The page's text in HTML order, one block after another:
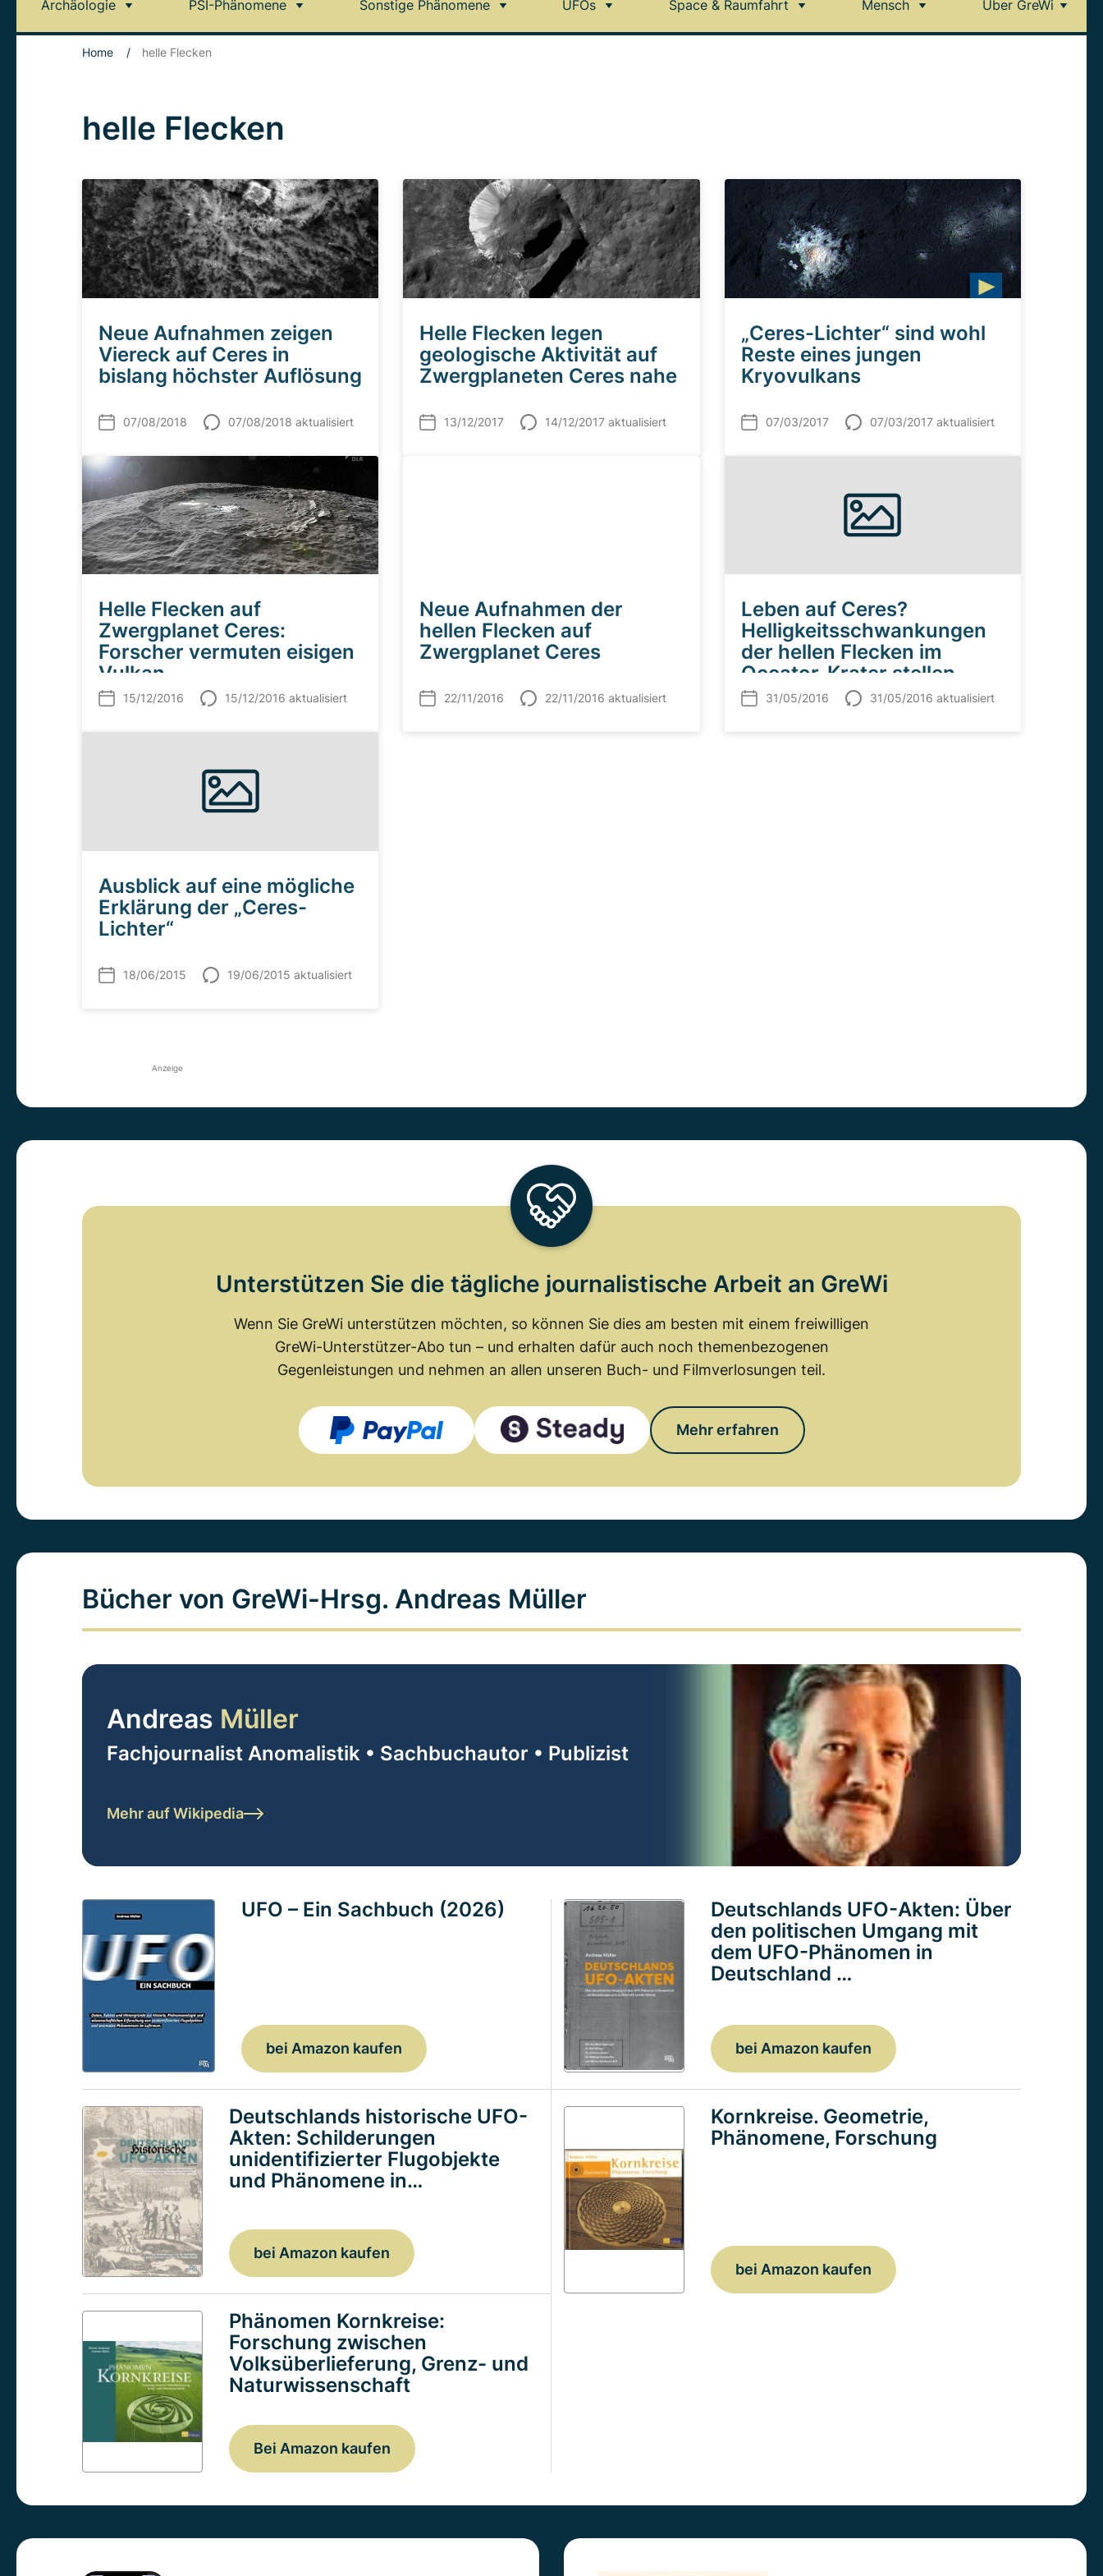
Archäologie PSI-Phänomene Sonstige Phänomene UFOs Space & Raumfahrt Mensch Über GreWi
Home / helle Flecken
helle Flecken
Neue Aufnahmen zeigen
Viereck auf Ceres in
bislang höchster Auflösung
07/08/2018 07/08/2018 aktualisiert
Helle Flecken legen
geologische Aktivität auf
Zwergplaneten Ceres nahe
13/12/2017 14/12/2017 aktualisiert
„Ceres-Lichter“ sind wohl
Reste eines jungen
Kryovulkans
07/03/2017 07/03/2017 aktualisiert
Helle Flecken auf
Zwergplanet Ceres:
Forscher vermuten eisigen
Vulkan
15/12/2016 15/12/2016 aktualisiert
Neue Aufnahmen der
hellen Flecken auf
Zwergplanet Ceres
22/11/2016 22/11/2016 aktualisiert
Leben auf Ceres?
Helligkeitsschwankungen
der hellen Flecken im
Occator-Krater stellen
Forscher weiterhin vor ein
31/05/2016 31/05/2016 aktualisiert
Ausblick auf eine mögliche
Erklärung der „Ceres-
Lichter“
18/06/2015 19/06/2015 aktualisiert
Anzeige
Unterstützen Sie die tägliche journalistische Arbeit an GreWi
Wenn Sie GreWi unterstützen möchten, so können Sie dies am besten mit einem freiwilligen
GreWi-Unterstützer-Abo tun – und erhalten dafür auch noch themenbezogenen
Gegenleistungen und nehmen an allen unseren Buch- und Filmverlosungen teil.
Mehr erfahren
Bücher von GreWi-Hrsg. Andreas Müller
Andreas Müller
Fachjournalist Anomalistik • Sachbuchautor • Publizist
Mehr auf Wikipedia
UFO – Ein Sachbuch (2026)
bei Amazon kaufen
Deutschlands UFO-Akten: Über
den politischen Umgang mit
dem UFO-Phänomen in
Deutschland …
bei Amazon kaufen
Deutschlands historische UFO-
Akten: Schilderungen
unidentifizierter Flugobjekte
und Phänomene in…
bei Amazon kaufen
Kornkreise. Geometrie,
Phänomene, Forschung
bei Amazon kaufen
Phänomen Kornkreise:
Forschung zwischen
Volksüberlieferung, Grenz- und
Naturwissenschaft
Bei Amazon kaufen